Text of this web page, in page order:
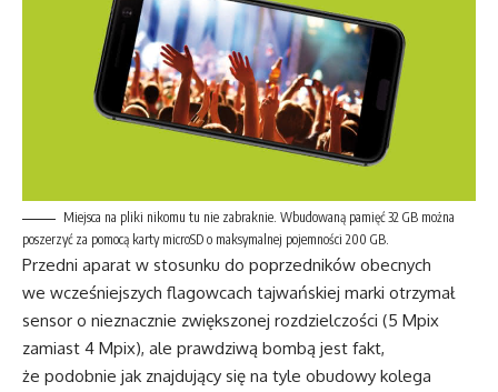
Miejsca na pliki nikomu tu nie zabraknie. Wbudowaną pamięć 32 GB można
poszerzyć za pomocą karty microSD o maksymalnej pojemności 200 GB.
Przedni aparat w stosunku do poprzedników obecnych
we wcześniejszych flagowcach tajwańskiej marki otrzymał
sensor o nieznacznie zwiększonej rozdzielczości (5 Mpix
zamiast 4 Mpix), ale prawdziwą bombą jest fakt,
że podobnie jak znajdujący się na tyle obudowy kolega